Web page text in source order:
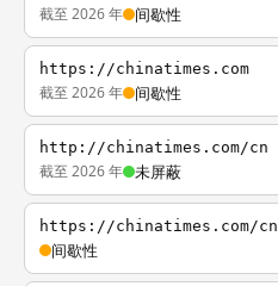
截至 2026 年 间歇性
https://chinatimes.com
截至 2026 年 间歇性
http://chinatimes.com/cn
截至 2026 年 未屏蔽
https://chinatimes.com/cn
间歇性